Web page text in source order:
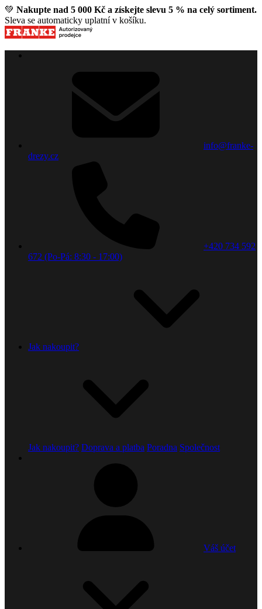
💚 Nakupte nad 5 000 Kč a získejte slevu 5 % na celý sortiment.
Sleva se automaticky uplatní v košíku.
info@franke-
drezy.cz
+420 734 592
672 (Po-Pá: 8:30 - 17:00)
Jak nakoupit?
Jak nakoupit? Doprava a platba Poradna Společnost
Váš účet